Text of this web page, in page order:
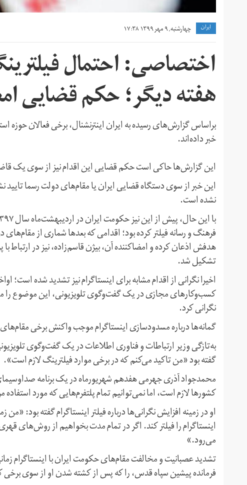
ايران چهارشنبه, ۹ مهر ۱۳۹۹ ۱۷:۳۸
اختصاصی: احتمال
هفته دیگر؛ حکم قضایی
براساس گزارش‌های رسیده به ایران اینترنشنال، برخی فعالان حوزه
خبر داده‌اند.
این گزارش‌ها حاکی است حکم قضایی این اقدام نیز از سوی یک
این خبر از سوی دستگاه قضایی ایران یا مقام‌های دولت رسما تایید
نشده است.
فرهنگ و رسانه فیلتر کرده بود؛ اقدامی که بعدها شماری از
هدفش اذعان کرده و امضاکننده آن، بیژن قاسم‌زاده، نیز در ارتباط
تشکیل شد.
اخیرا نگرانی از اقدام مشابه برای اینستاگرام نیز تشدید شده
کسب‌وکارهای مجازی در یک گفت‌وگوی تلویزیونی،‌ این موضوع را
نگرانی کرد.
گمانه‌ها درباره مسدودسازی اینستاگرام موجب واکنش برخی
به‌تازگی وزیر ارتباطات و فناوری اطلاعات در یک گفت‌وگوی
گفته بود «من تاکید می‌کنم که در برخی موارد فیلترینگ لازم است».
محمدجواد آذری جهرمی هفدهم شهریورماه در یک برنامه
کشورها لازم است،‌ اما نمی‌توانیم تمام پلتفرم‌هایی که مورد
او در زمینه افزایش نگرانی‌‌ها درباره فیلتر اینستاگرام گفته
اینستاگرام را فیلتر کند. اگر در تمام مدت بخواهیم از روش‌های
می‌رود.»
تشدید عصبانیت و مخالفت مقام‌های حکومت ایران با اینستاگرام
فرمانده پیشین سپاه قدس، را که پس از کشته شدن او از سوی برخی